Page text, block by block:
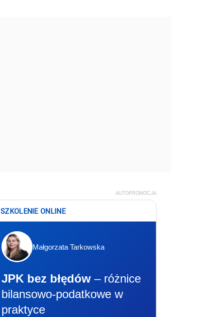
AUTOPROMOCJA
SZKOLENIE ONLINE
Małgorzata Tarkowska
JPK bez błędów – różnice
bilansowo-podatkowe w
praktyce